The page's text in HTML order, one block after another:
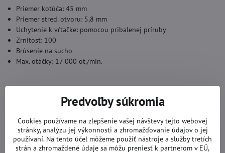
Priemer kotúča: 45 mm
Priemer stred. otvoru: 5,8 mm
Uchytenie k vŕtačke: pomocou pribalenej príruby
Zrnitosť: 100
Brúsenie na sucho
Max. otáčky: 17 000 ot./min.
Videá Youtube sú blokované Voľbami
súkromia
Predvoľby súkromia
Cookies používame na zlepšenie vašej návštevy tejto webovej
stránky, analýzu jej výkonnosti a zhromažďovanie údajov o jej
používaní. Na tento účel môžeme použiť nástroje a služby tretích
strán a zhromaždené údaje sa môžu preniesť k partnerom v EÚ,